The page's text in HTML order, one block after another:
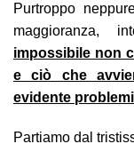
Purtroppo
maggioranza,
impossibile non
e ciò che
evidente
Partiamo dal